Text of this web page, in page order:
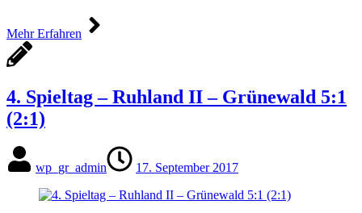
Mehr Erfahren
4. Spieltag – Ruhland II – Grünewald 5:1
(2:1)
wp_gr_admin 17. September 2017